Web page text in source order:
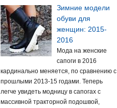
Зимние модели
обуви для
женщин: 2015-
2016
Мода на женские
сапоги в 2016
кардинально меняется, по сравнению с
прошлыми 2013-15 годами. Теперь
легче увидеть модницу в сапогах с
массивной тракторной подошвой,